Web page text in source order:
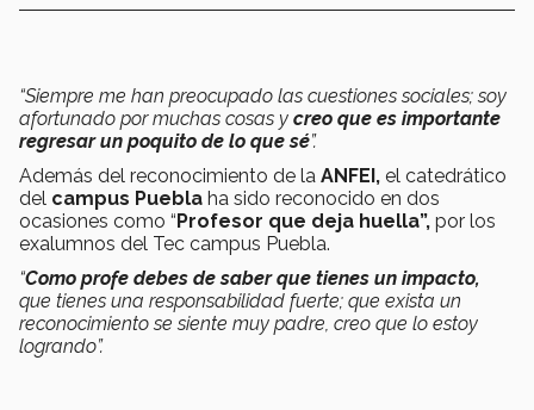
“Siempre me han preocupado las cuestiones sociales; soy
afortunado por muchas cosas y creo que es importante
regresar un poquito de lo que sé”.
Además del reconocimiento de la ANFEI, el catedrático
del campus Puebla ha sido reconocido en dos
ocasiones como “ Profesor que deja huella”, por los
exalumnos del Tec campus Puebla.
“Como profe debes de saber que tienes un impacto,
que tienes una responsabilidad fuerte; que exista un
reconocimiento se siente muy padre, creo que lo estoy
logrando”.